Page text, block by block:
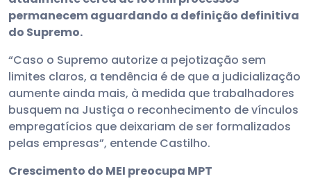
permanecem aguardando a definição definitiva
do Supremo.
“Caso o Supremo autorize a pejotização sem
limites claros, a tendência é de que a judicialização
aumente ainda mais, à medida que trabalhadores
busquem na Justiça o reconhecimento de vínculos
empregatícios que deixariam de ser formalizados
pelas empresas”, entende Castilho.
Crescimento do MEI preocupa MPT